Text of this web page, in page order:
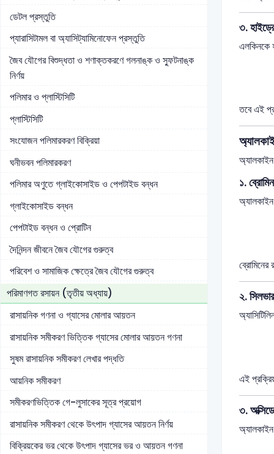
ডেটল প্রস্তুতি
প্যারাসিটামল বা অ্যাসিট্যামিনোফেন প্রস্তুতি
জৈব যৌগের বিশুদ্ধতা ও শণাক্তকরণে গলনাঙ্ক ও স্ফুটনাঙ্ক
নির্ণয়
পলিমার ও প্লাস্টিসিটি
প্লাস্টিসিটি
সংযোজন পলিমারকরণ বিক্রিয়া
ঘনীভবন পলিমারকরণ
পলিমার অণুতে গ্লাইকোসাইড ও পেপটাইড বন্ধন
গ্লাইকোসাইড বন্ধন
পেপটাইড বন্ধন ও প্রোটিন
দৈনিন্দন জীবনে জৈব যৌগের গুরুত্ব
পরিবেশ ও সামাজিক ক্ষেত্রে জৈব যৌগের গুরুত্ব
পরিমাণগত রসায়ন (তৃতীয় অধ্যায়)
রাসায়নিক গণনা ও গ্যাসের মোলার আয়তন
রাসায়নিক সমীকরণ ভিত্তিক গ্যাসের মোলার আয়তন গণনা
সুষম রাসায়নিক সমীকরণ লেখার পদ্ধতি
আয়নিক সমীকরণ
সমীকরণভিত্তিক গে-লুসাকের সূত্র প্রয়োগ
রাসায়নিক সমীকরণ থেকে উৎপাদ গ্যাসের আয়তন নির্ণয়
বিক্রিয়কের ভর থেকে উৎপাদ গ্যাসের ভর ও আয়তন গণনা
৩.
এলকিনকে
তবে এই
অ্যালকাইন
১.
অ্যালকাইন
ব্রোমিনের
২.
এই
৩.
অ্যালকাইন